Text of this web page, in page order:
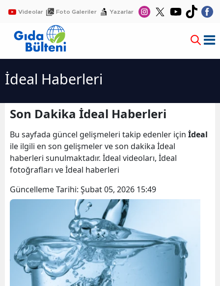
Videolar Foto Galeriler Yazarlar
İdeal Haberleri
Son Dakika İdeal Haberleri
Bu sayfada güncel gelişmeleri takip edenler için İdeal
ile ilgili en son gelişmeler ve son dakika İdeal
haberleri sunulmaktadır. İdeal videoları, İdeal
fotoğrafları ve İdeal haberleri
Güncelleme Tarihi: Şubat 05, 2026 15:49